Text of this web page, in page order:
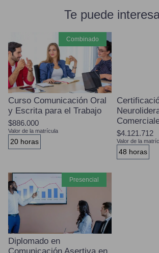
Te puede
combinado
Curso Comunicación Oral
y Escrita para el Trabajo
$886.000
Valor de la matrícula
20 horas
$4.121.712
Valor de la
48 horas
presencial
Diplomado en